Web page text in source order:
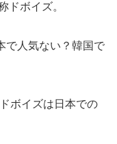
ドボイズ。
で人気ない？韓国で
ボイズは日本での